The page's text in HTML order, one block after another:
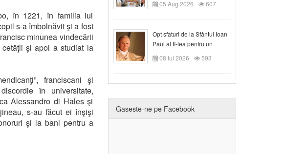
în 1221, în familia lui
s-a îmbolnăvit şi a fost
minunea vindecării
şi apoi a studiat la
franciscani şi
în universitate,
Alessandro di Hales şi
s-au făcut ei înşişi
şi la bani pentru a
05 Aug 2026 607
Opt sfaturi de la Sfântul Ioan
Paul al II-lea pentru un
creștin
08 Iul 2026 593
Gaseste-ne pe Facebook